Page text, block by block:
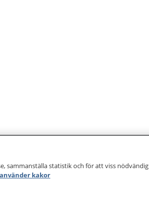
sammanställa statistik och för att viss nödvändig
kakor